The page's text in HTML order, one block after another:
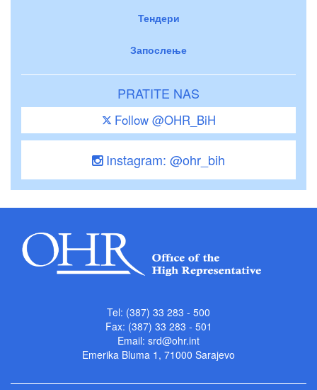
Тендери
Запослење
PRATITE NAS
Follow @OHR_BiH
Instagram: @ohr_bih
Tel: (387) 33 283 - 500
Fax: (387) 33 283 - 501
Email: srd@ohr.int
Emerika Bluma 1, 71000 Sarajevo